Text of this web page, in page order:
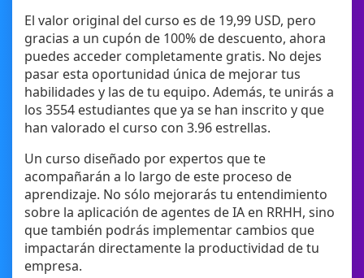
El valor original del curso es de 19,99 USD, pero
gracias a un cupón de 100% de descuento, ahora
puedes acceder completamente gratis. No dejes
pasar esta oportunidad única de mejorar tus
habilidades y las de tu equipo. Además, te unirás a
los 3554 estudiantes que ya se han inscrito y que
han valorado el curso con 3.96 estrellas.
Un curso diseñado por expertos que te
acompañarán a lo largo de este proceso de
aprendizaje. No sólo mejorarás tu entendimiento
sobre la aplicación de agentes de IA en RRHH, sino
que también podrás implementar cambios que
impactarán directamente la productividad de tu
empresa.